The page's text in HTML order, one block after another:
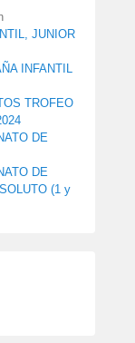
JUNIOR
INFANTIL
TROFEO
DE
DE
(1 y